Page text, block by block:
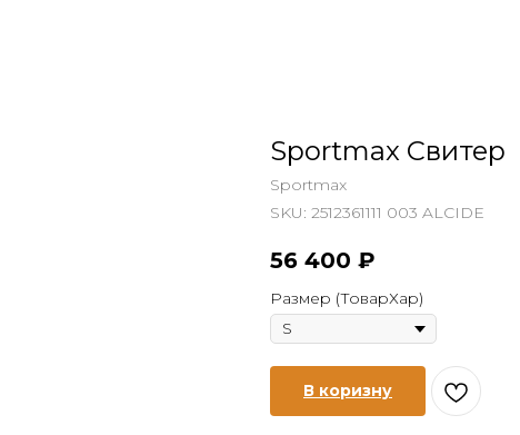
Sportmax Свитер
Sportmax
SKU: 2512361111 003 ALCIDE
56 400 ₽
Размер (ТоварХар)
В коризну